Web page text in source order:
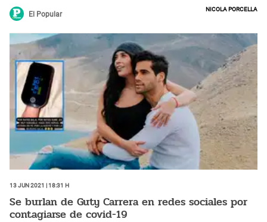
El Popular
Nicola Porcella
13 Jun 2021 | 18:31 h
Se burlan de Guty Carrera en redes sociales por
contagiarse de covid-19